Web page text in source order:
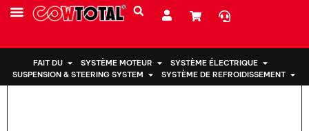
FAIT DU SYSTÈME MOTEUR
SYSTÈME ÉLECTRIQUE
SUSPENSION & STEERING SYSTEM
SYSTÈME DE REFROIDISSEMENT
Maison >